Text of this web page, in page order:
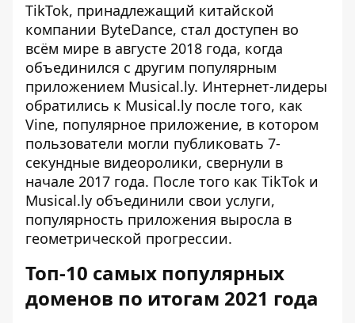
TikTok, принадлежащий китайской
компании ByteDance, стал доступен во
всём мире в августе 2018 года, когда
объединился с другим популярным
приложением Musical.ly. Интернет-лидеры
обратились к Musical.ly после того, как
Vine, популярное приложение, в котором
пользователи могли публиковать 7-
секундные видеоролики, свернули в
начале 2017 года. После того как TikTok и
Musical.ly объединили свои услуги,
популярность приложения выросла в
геометрической прогрессии.
Топ-10 самых популярных
доменов по итогам 2021 года